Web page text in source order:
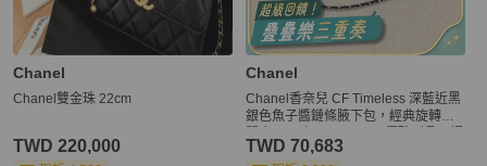
Chanel
Chanel雙金珠 22cm
TWD 220,000
Chanel
Chanel香奈兒 CF Timeless 深藍近黑
銀色魚子醬鏈條腋下包，經典旋轉扣
的經典，穿越時光的美物。可組合長
TWD 70,683